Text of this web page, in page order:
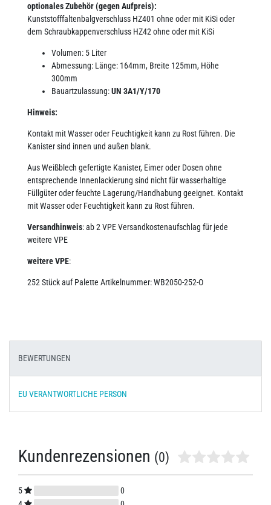
optionales Zubehör (gegen Aufpreis):
Kunststofffaltenbalgverschluss HZ401 ohne oder mit KiSi oder
dem Schraubkappenverschluss HZ42 ohne oder mit KiSi
Volumen: 5 Liter
Abmessung: Länge: 164mm, Breite 125mm, Höhe
300mm
Bauartzulassung:UN 3A1/Y/170
Hinweis:
Kontakt mit Wasser oder Feuchtigkeit kann zu Rost führen. Die
Kanister sind innen und außen blank.
Aus Weißblech gefertigte Kanister, Eimer oder Dosen ohne
entsprechende Innenlackierung sind nicht für wasserhaltige
Füllgüter oder feuchte Lagerung/Handhabung geeignet. Kontakt
mit Wasser oder Feuchtigkeit kann zu Rost führen.
Versandhinweis: ab 2 VPE Versandkostenaufschlag für jede
weitere VPE
weitere VPE:
252 Stück auf Palette Artikelnummer:WB2050-252-O
BEWERTUNGEN
EU VERANTWORTLICHE PERSON
Kundenrezensionen (0)
5
0